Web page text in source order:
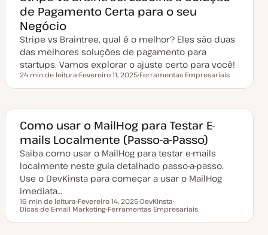
de Pagamento Certa para o seu
Negócio
Stripe vs Braintree, qual é o melhor? Eles são duas
das melhores soluções de pagamento para
startups. Vamos explorar o ajuste certo para você!
Tempo de leitura
24 min de leitura
a
a
e
a
t
u
a
i
z
a
ã
o
Fevereiro 11, 2025
ó
i
o
Ferramentas Empresariais
Como usar o MailHog para Testar E-
mails Localmente (Passo-a-Passo)
Saiba como usar o MailHog para testar e-mails
localmente neste guia detalhado passo-a-passo.
Use o DevKinsta para começar a usar o MailHog
imediata…
Tempo de leitura
16 min de leitura
D
t
Fevereiro 14, 2025
T
p
DevKinsta
T
p
Dicas de E-mail Marketing
ó
Ferramentas Empresariais